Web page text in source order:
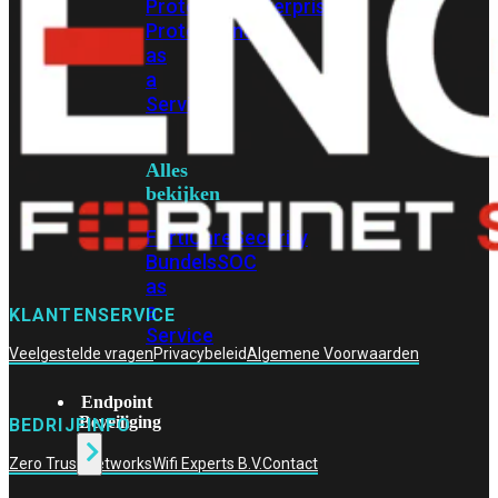
Protection
Enterprise
ProtectionSOC
as
a
Service
Alles
bekijken
FortiCare Security
BundelsSOC
as
a
Service
Endpoint
Beveiliging
KLANTENSERVICE
Veelgestelde vragenPrivacybeleidAlgemene Voorwaarden
BEDRIJFINFO
Zero Trust NetworksWifi Experts B.V.Contact